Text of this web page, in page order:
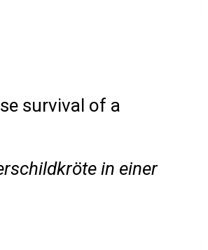
survival of a
in einer